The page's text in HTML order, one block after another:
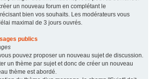
un nouveau forum en complétant le
bien vos souhaits. Les modérateurs vous
maximal de 3 jours ouvrés.
publics
pouvez proposer un nouveau sujet de discussion.
un thème par sujet et donc de créer un nouveau
thème est abordé.